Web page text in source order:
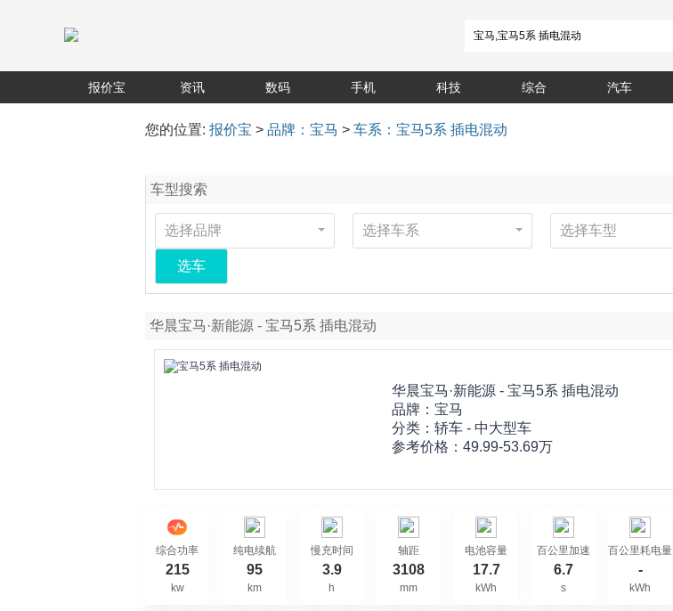
报价宝 资讯 数码 手机 科技 综合 汽车
您的位置:报价宝 >品牌：宝马 >车系：宝马5系 插电混动
车型搜索
选择品牌 选择车系 选择车型
选车
华晨宝马·新能源 - 宝马5系 插电混动
华晨宝马·新能源 - 宝马5系 插电混动
品牌： 宝马
分类：轿车 - 中大型车
参考价格： 49.99-53.69万
综合功率
215
kw
纯电续航
95
km
慢充时间
3.9
h
轴距
3108
mm
电池容量
17.7
kWh
百公里加速
6.7
s
百公里耗电量
-
kWh